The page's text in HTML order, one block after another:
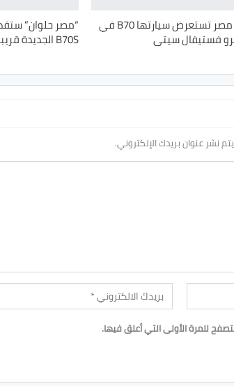
بستيون مصر تستعرض سيارتها B70 في
فستيفال سيتى B70S الجديدة قريبا
نشر عنوان بريدك الإلكتروني.
للمرة الأولى التي أعلق فيها.